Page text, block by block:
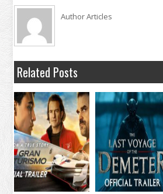
Author Articles
Related Posts